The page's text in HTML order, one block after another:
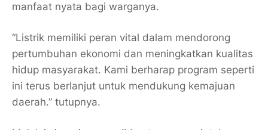
manfaat nyata bagi warganya.
“Listrik memiliki peran vital dalam mendorong
pertumbuhan ekonomi dan meningkatkan kualitas
hidup masyarakat. Kami berharap program seperti
ini terus berlanjut untuk mendukung kemajuan
daerah.” tutupnya.